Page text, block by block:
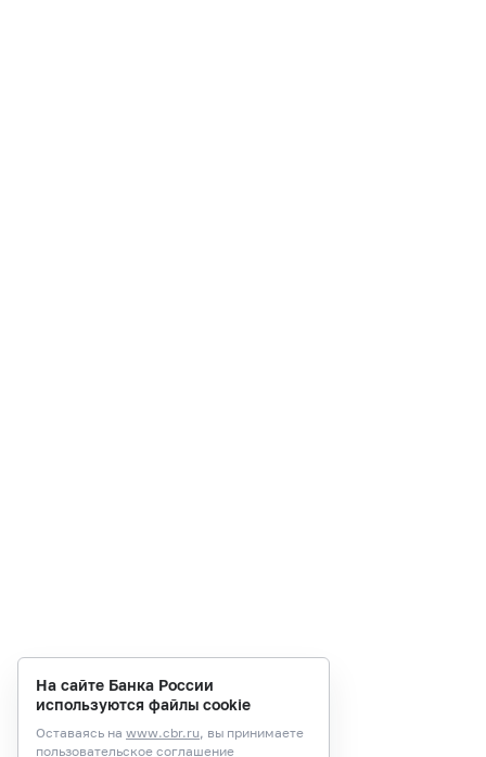
На сайте Банка России
используются файлы cookie
Оставаясь на www.cbr.ru, вы принимаете
пользовательское соглашение